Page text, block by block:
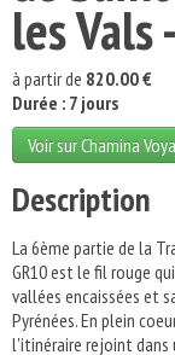
les Vals
à partir de 820.00 €
Durée : 7 jours
Voir sur Chamina
Description
La 6ème partie de la
GR10 est le fil rouge
vallées encaissées et
Pyrénées. En plein
l'itinéraire rejoint dans